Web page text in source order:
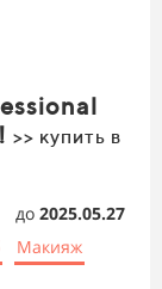
>> купить в
до 2025.05.27
Макияж